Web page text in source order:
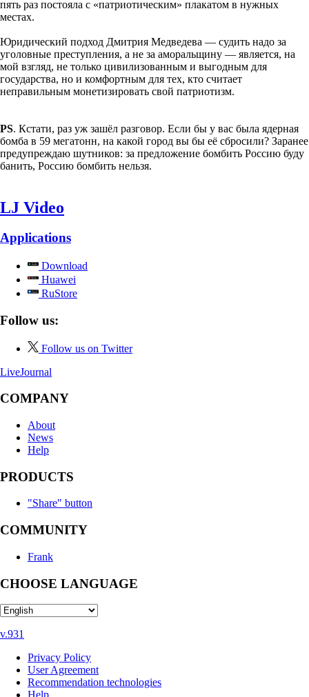
пять раз постояла с «патриотическим» плакатом в нужных
местах.
Юридический подход Дмитрия Медведева — судить надо за
уголовные преступления, а не за аморальщину — является, на
мой взгляд, не только цивилизованным и выгодным для
государства, но и комфортным для тех, кто считает
неправильным монетизировать свой патриотизм.
PS. Кстати, раз уж зашёл разговор. Если бы у вас была ядерная
бомба в 59 мегатонн, на какой город вы бы её сбросили? Заранее
предупреждаю шутников: за предложение бомбить Россию буду
банить, Россию бомбить нельзя.
LJ Video
Applications
Download
Huawei
RuStore
Follow us:
Follow us on Twitter
LiveJournal
COMPANY
About
News
Help
PRODUCTS
"Share" button
COMMUNITY
Frank
CHOOSE LANGUAGE
v.931
Privacy Policy
User Agreement
Recommendation technologies